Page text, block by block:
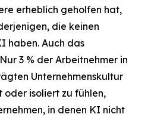
erheblich geholfen hat,
die keinen
haben. Auch das
3 % der Arbeitnehmer in
Unternehmenskultur
oder isoliert zu fühlen,
in denen KI nicht